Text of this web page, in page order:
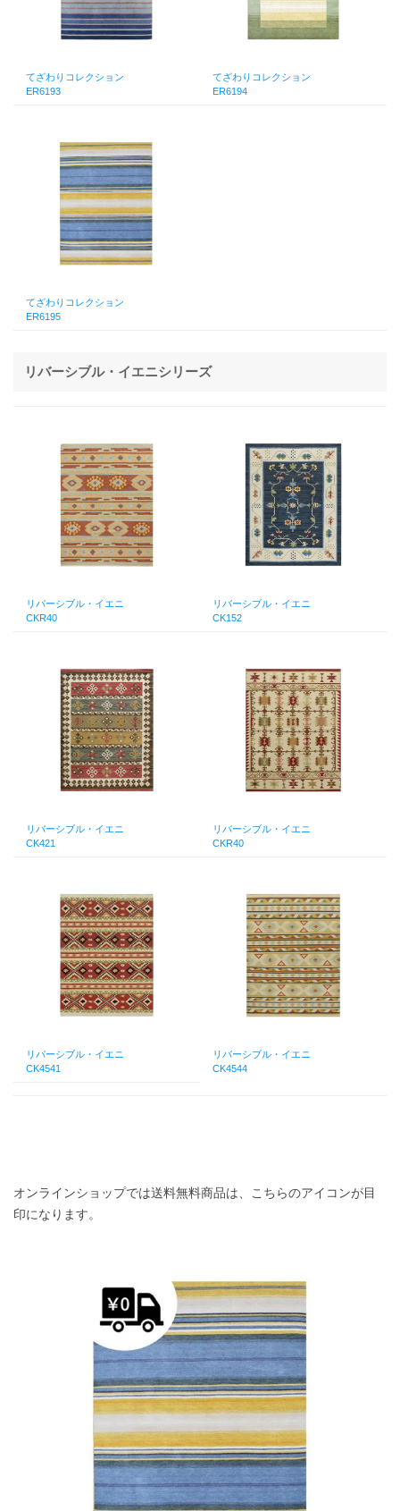
てざわりコレクション
ER6193
てざわりコレクション
ER6194
てざわりコレクション
ER6195
リバーシブル・イエニシリーズ
リバーシブル・イエニ
CKR40
リバーシブル・イエニ
CK152
リバーシブル・イエニ
CK421
リバーシブル・イエニ
CKR40
リバーシブル・イエニ
CK4541
リバーシブル・イエニ
CK4544
オンラインショップでは送料無料商品は、こちらのアイコンが目
印になります。